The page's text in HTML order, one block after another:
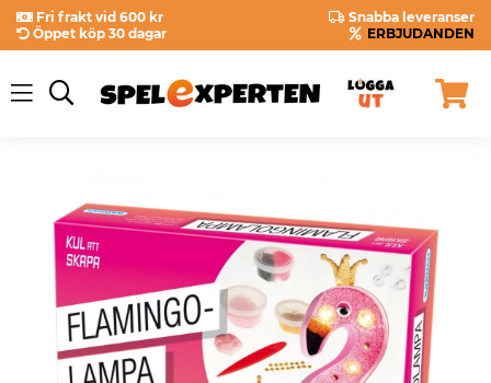
Fri frakt vid 600 kr
Snabba leveranser
Öppet köp 30 dagar
ERBJUDANDEN